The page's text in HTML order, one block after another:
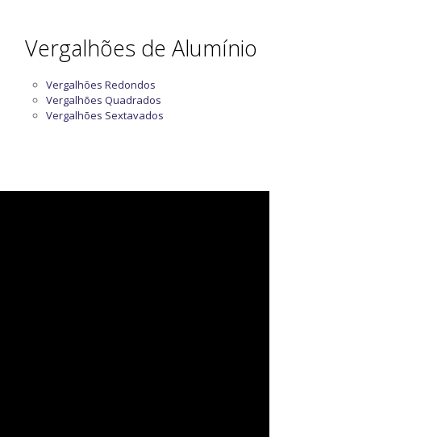
Vergalhões de Alumínio
Vergalhões Redondos
Vergalhões Quadrados
Vergalhões Sextavados